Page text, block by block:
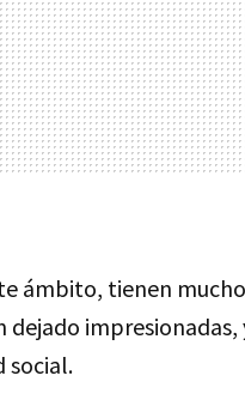
ámbito, tienen
dejado
social.